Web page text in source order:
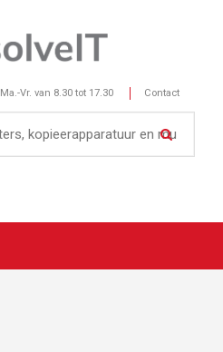
Ma.-Vr. van 8.30 tot 17.30 Contact